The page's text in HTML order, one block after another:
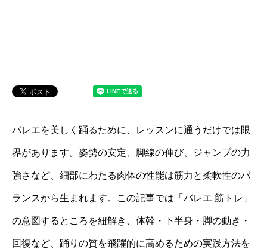
バレエを美しく踊るために、レッスンに通うだけでは限
界があります。姿勢の安定、脚線の伸び、ジャンプの力
強さなど、細部にわたる肉体の性能は筋力と柔軟性のバ
ランスから生まれます。この記事では「バレエ 筋トレ」
の意図するところを紐解き、体幹・下半身・脚の動き・
回復など、踊りの質を飛躍的に高めるための実践方法を